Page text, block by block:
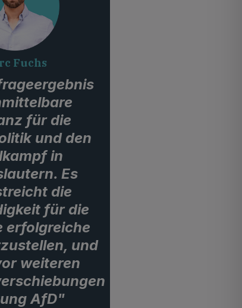
Fuchs
für die
und den
in
Es
die
für die
erfolgreiche
und
weiteren
AfD"